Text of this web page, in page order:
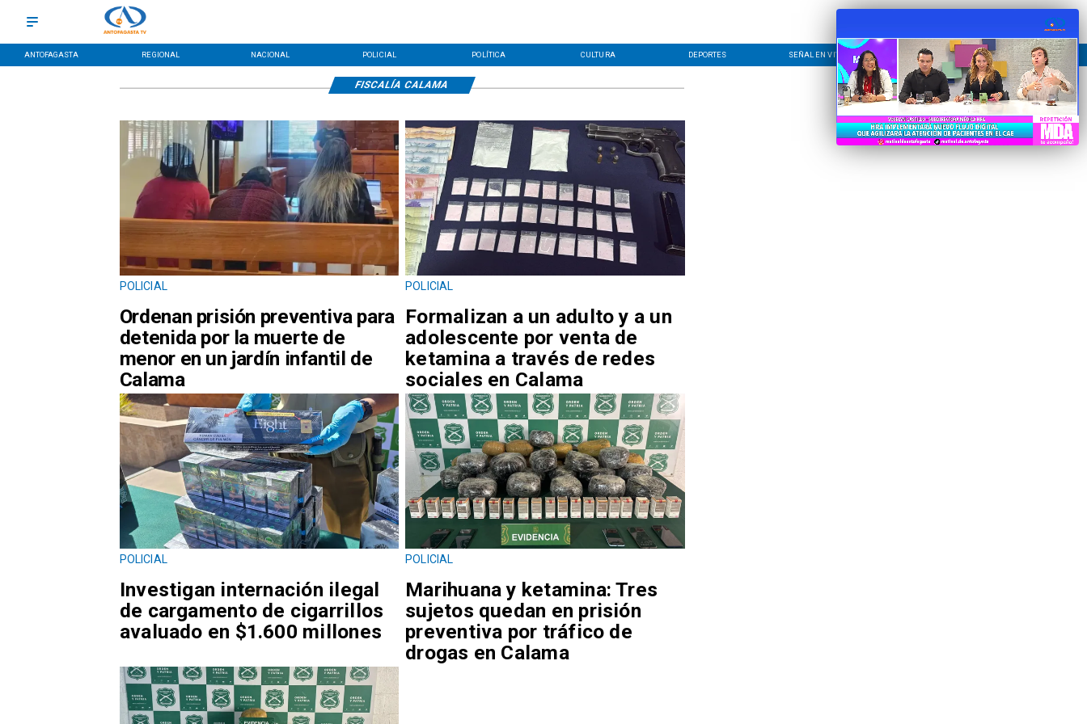
ANTOFAGASTA REGIONAL NACIONAL POLICIAL POLÍTICA CULTURA DEPORTES SEÑAL EN VIVO CONTACTO LÍNEA EDITORIAL
POLICIAL
Ordenan prisión preventiva para
detenida por la muerte de
menor en un jardín infantil de
Calama
POLICIAL
Formalizan a un adulto y a un
adolescente por venta de
ketamina a través de redes
sociales en Calama
POLICIAL
Investigan internación ilegal
de cargamento de cigarrillos
avaluado en $1.600 millones
POLICIAL
Marihuana y ketamina: Tres
sujetos quedan en prisión
preventiva por tráfico de
drogas en Calama
FISCALÍA CALAMA